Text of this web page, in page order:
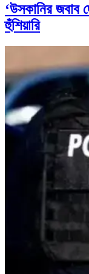
‘উসকানির জবাব
হুঁশিয়ারি